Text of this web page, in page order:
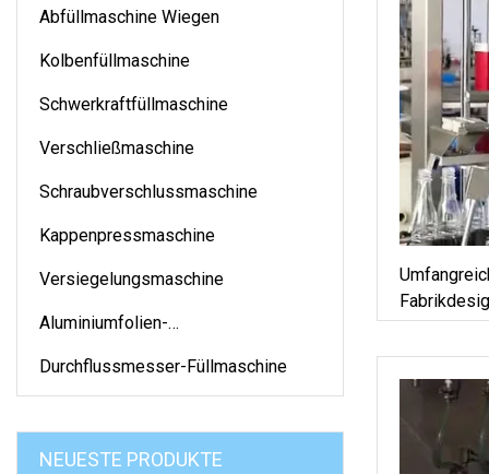
Abfüllmaschine Wiegen
Kolbenfüllmaschine
Schwerkraftfüllmaschine
Verschließmaschine
Schraubverschlussmaschine
Kappenpressmaschine
Versiegelungsmaschine
Aluminiumfolien-
Durchflussmesser-Füllmaschine
NEUESTE PRODUKTE